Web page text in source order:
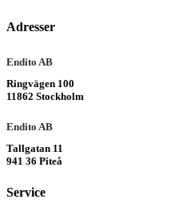
Adresser
Endito AB
Ringvägen 100
11862 Stockholm
Endito AB
Tallgatan 11
941 36 Piteå
Service